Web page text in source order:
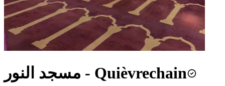
مسجد النور - Quièvrechain